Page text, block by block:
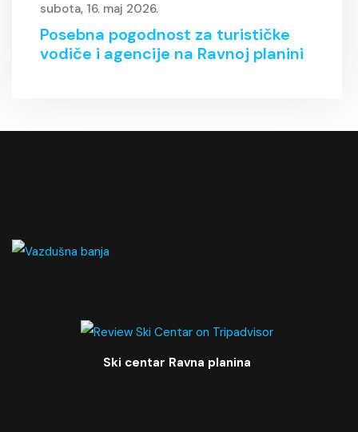
subota, 16. maj 2026.
Posebna pogodnost za turističke
vodiče i agencije na Ravnoj planini
Ski centar Ravna planina